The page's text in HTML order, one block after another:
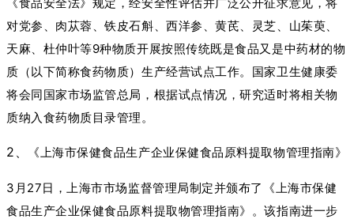
对党参、肉苁蓉、铁皮石斛、西洋参、黄芪、灵芝、山茱萸、
天麻、杜仲叶等9种物质开展按照传统既是食品又是中药材的物
质（以下简称食药物质）生产经营试点工作。国家卫生健康委
将会同国家市场监管总局，根据试点情况，研究适时将相关物
质纳入食药物质目录管理。
2、 《上海市保健食品生产企业保健食品原料提取物管理指南》
3月27日，上海市市场监督管理局制定并颁布了《上海市保健
食品生产企业保健食品原料提取物管理指南》。该指南进一步